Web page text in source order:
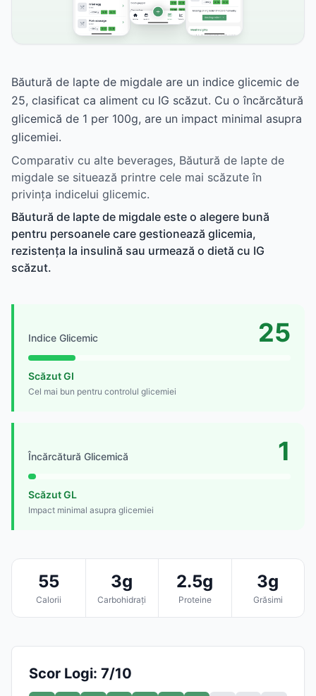
Băutură de lapte de migdale are un indice glicemic de
25, clasificat ca aliment cu IG scăzut. Cu o încărcătură
glicemică de 1 per 100g, are un impact minimal asupra
glicemiei.
Comparativ cu alte beverages, Băutură de lapte de
migdale se situează printre cele mai scăzute în
privința indicelui glicemic.
Băutură de lapte de migdale este o alegere bună
pentru persoanele care gestionează glicemia,
rezistența la insulină sau urmează o dietă cu IG
scăzut.
Indice Glicemic 25
Scăzut GI
Cel mai bun pentru controlul glicemiei
Încărcătură Glicemică 1
Scăzut GL
Impact minimal asupra glicemiei
55
Calorii
3g
Carbohidrați
2.5g
Proteine
3g
Grăsimi
Scor Logi: 7/10